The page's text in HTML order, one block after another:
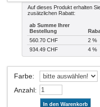
Auf dieses Produkt erhalten
zusätzlichen Rabatt:
ab Summe Ihrer
Bestellung
560.70 CHF
2 %
934.49 CHF
4 %
Farbe:
Anzahl:
In den Warenkorb